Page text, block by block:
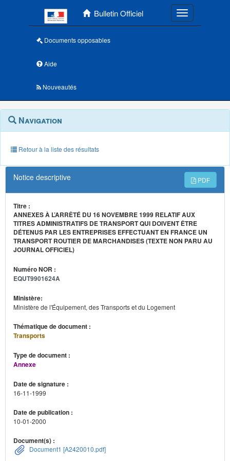
Bulletin Officiel Toggle
Documents opposables
Aide
Nouveautés
Navigation
outils
annexes
Menu
contextuel
Navigation
Retour à la liste des résultats
Notice descriptive PDF
Titre :
ANNEXES À L’ARRÊTÉ DU 16 NOVEMBRE 1999 RELATIF AUX
TITRES ADMINISTRATIFS DE TRANSPORT QUI DOIVENT ÊTRE
DÉTENUS PAR LES ENTREPRISES EFFECTUANT EN FRANCE UN
TRANSPORT ROUTIER DE MARCHANDISES (TEXTE NON PARU AU
JOURNAL OFFICIEL)
Numéro NOR :
EQUT9901624A
Ministère:
Ministère de l'Équipement, des Transports et du Logement
Thématique de document :
Transports
Type de document :
Annexe
Date de signature :
16-11-1999
Date de publication :
10-01-2000
Document(s) :
Document1 [A2420010.pdf]